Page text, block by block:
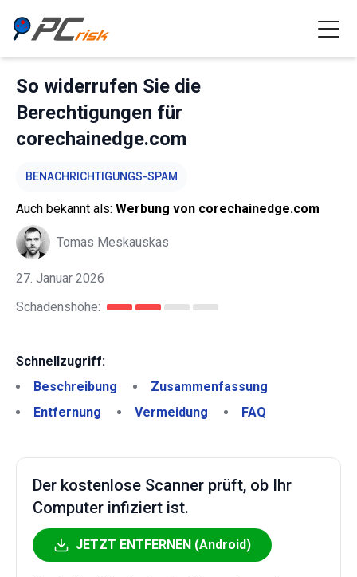
So widerrufen Sie die
Berechtigungen für
corechainedge.com
BENACHRICHTIGUNGS-SPAM
Auch bekannt als: Werbung von corechainedge.com
Tomas Meskauskas
27. Januar 2026
Schadenshöhe:
Schnellzugriff:
Beschreibung
Zusammenfassung
Entfernung
Vermeidung FAQ
Der kostenlose Scanner prüft, ob Ihr
Computer infiziert ist.
JETZT ENTFERNEN (Android)